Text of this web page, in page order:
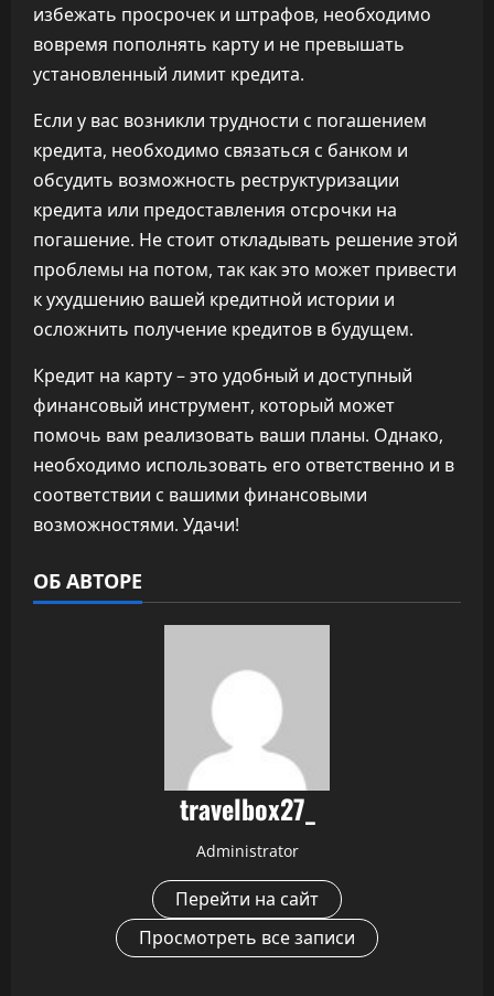
избежать просрочек и штрафов, необходимо
вовремя пополнять карту и не превышать
установленный лимит кредита.
Если у вас возникли трудности с погашением
кредита, необходимо связаться с банком и
обсудить возможность реструктуризации
кредита или предоставления отсрочки на
погашение. Не стоит откладывать решение этой
проблемы на потом, так как это может привести
к ухудшению вашей кредитной истории и
осложнить получение кредитов в будущем.
Кредит на карту – это удобный и доступный
финансовый инструмент, который может
помочь вам реализовать ваши планы. Однако,
необходимо использовать его ответственно и в
соответствии с вашими финансовыми
возможностями. Удачи!
ОБ АВТОРЕ
travelbox27_
Administrator
Перейти на сайт
Просмотреть все записи